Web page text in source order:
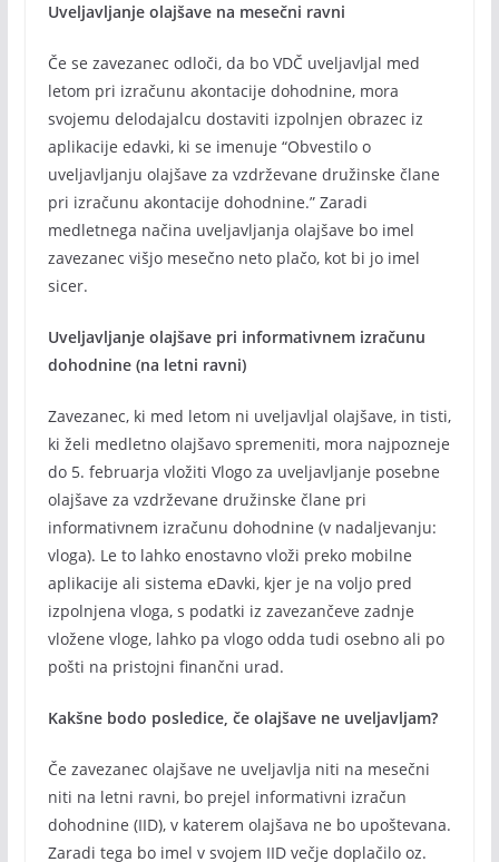
Uveljavljanje olajšave na mesečni ravni
Če se zavezanec odloči, da bo VDČ uveljavljal med
letom pri izračunu akontacije dohodnine, mora
svojemu delodajalcu dostaviti izpolnjen obrazec iz
aplikacije edavki, ki se imenuje “Obvestilo o
uveljavljanju olajšave za vzdrževane družinske člane
pri izračunu akontacije dohodnine.” Zaradi
medletnega načina uveljavljanja olajšave bo imel
zavezanec višjo mesečno neto plačo, kot bi jo imel
sicer.
Uveljavljanje olajšave pri informativnem izračunu
dohodnine (na letni ravni)
Zavezanec, ki med letom ni uveljavljal olajšave, in tisti,
ki želi medletno olajšavo spremeniti, mora najpozneje
do 5. februarja vložiti Vlogo za uveljavljanje posebne
olajšave za vzdrževane družinske člane pri
informativnem izračunu dohodnine (v nadaljevanju:
vloga). Le to lahko enostavno vloži preko mobilne
aplikacije ali sistema eDavki, kjer je na voljo pred
izpolnjena vloga, s podatki iz zavezančeve zadnje
vložene vloge, lahko pa vlogo odda tudi osebno ali po
pošti na pristojni finančni urad.
Kakšne bodo posledice, če olajšave ne uveljavljam?
Če zavezanec olajšave ne uveljavlja niti na mesečni
niti na letni ravni, bo prejel informativni izračun
dohodnine (IID), v katerem olajšava ne bo upoštevana.
Zaradi tega bo imel v svojem IID večje doplačilo oz.